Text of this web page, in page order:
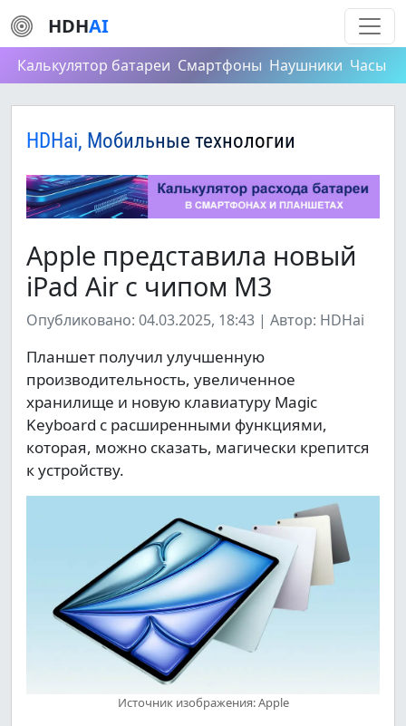
HDHAI
Калькулятор батареи Смартфоны Наушники Часы
HDHai, Мобильные технологии
Apple представила новый
iPad Air с чипом M3
Опубликовано: 04.03.2025, 18:43 | Автор: HDHai
Планшет получил улучшенную
производительность, увеличенное
хранилище и новую клавиатуру Magic
Keyboard с расширенными функциями,
которая, можно сказать, магически крепится
к устройству.
Источник изображения: Apple